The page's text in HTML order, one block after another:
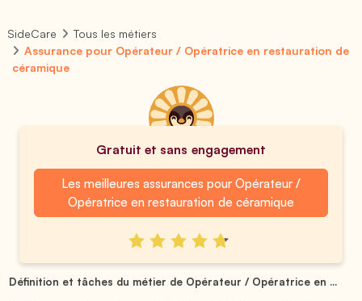
SideCare
Tous les métiers
Assurance pour Opérateur / Opératrice en restauration de
céramique
Gratuit et sans engagement
Les meilleures assurances pour Opérateur /
Opératrice en restauration de céramique
Définition et tâches du métier de Opérateur / Opératrice en ...